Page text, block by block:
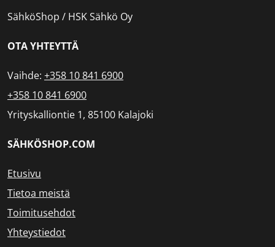
SähköShop / HSK Sähkö Oy
OTA YHTEYTTÄ
Vaihde: +358 10 841 6900
+358 10 841 6900
Yrityskalliontie 1, 85100 Kalajoki
SÄHKÖSHOP.COM
Etusivu
Tietoa meistä
Toimitusehdot
Yhteystiedot